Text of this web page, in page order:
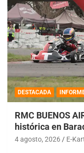
DESTACADA
RMC BUENOS
histórica en
4 agosto, 2026 E-